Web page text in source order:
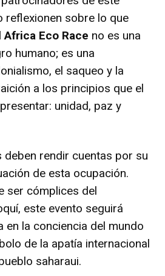
reflexionen sobre lo que
Africa Eco Race no es una
humano; es una
el saqueo y la
a los principios que el
unidad, paz y
rendir cuentas por su
de esta ocupación.
ser cómplices del
este evento seguirá
en la conciencia del mundo
de la apatía internacional
saharaui.